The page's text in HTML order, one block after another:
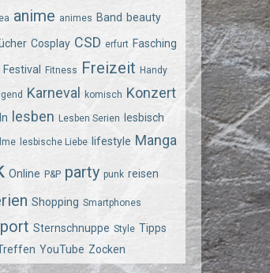
anime animes Band beauty
Cosplay CSD erfurt Fasching
Festival Fitness Freizeit Handy
Karneval komisch Konzert
lesben Lesben Serien lesbisch
lesbische Liebe lifestyle Manga
Online P&P party punk reisen
Shopping Smartphones
Sternschnuppe Style Tipps
YouTube Zocken